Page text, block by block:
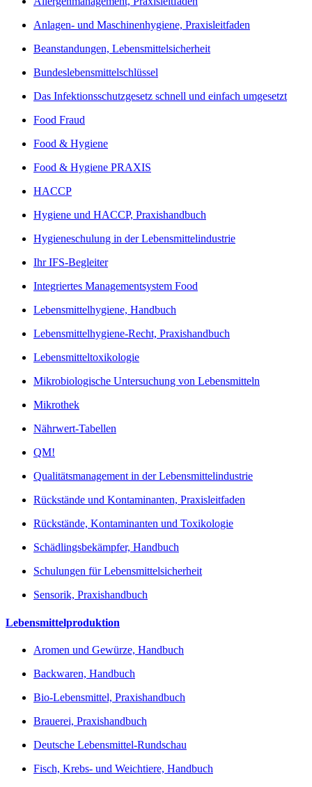
Anlagen- und Maschinenhygiene, Praxisleitfaden
Beanstandungen, Lebensmittelsicherheit
Bundeslebensmittelschlüssel
Das Infektionsschutzgesetz schnell und einfach umgesetzt
Food Fraud
Food & Hygiene
Food & Hygiene PRAXIS
HACCP
Hygiene und HACCP, Praxishandbuch
Hygieneschulung in der Lebensmittelindustrie
Ihr IFS-Begleiter
Integriertes Managementsystem Food
Lebensmittelhygiene, Handbuch
Lebensmittelhygiene-Recht, Praxishandbuch
Lebensmitteltoxikologie
Mikrobiologische Untersuchung von Lebensmitteln
Mikrothek
Nährwert-Tabellen
QM!
Qualitätsmanagement in der Lebensmittelindustrie
Rückstände und Kontaminanten, Praxisleitfaden
Rückstände, Kontaminanten und Toxikologie
Schädlingsbekämpfer, Handbuch
Schulungen für Lebensmittelsicherheit
Sensorik, Praxishandbuch
Lebensmittelproduktion
Aromen und Gewürze, Handbuch
Backwaren, Handbuch
Bio-Lebensmittel, Praxishandbuch
Brauerei, Praxishandbuch
Deutsche Lebensmittel-Rundschau
Fisch, Krebs- und Weichtiere, Handbuch